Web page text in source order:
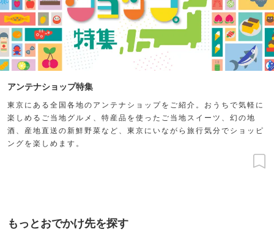
アンテナショップ特集
東京にある全国各地のアンテナショップをご紹介。おうちで気軽に
楽しめるご当地グルメ、特産品を使ったご当地スイーツ、幻の地
酒、産地直送の新鮮野菜など、東京にいながら旅行気分でショッピ
ングを楽しめます。
もっとおでかけ先を探す